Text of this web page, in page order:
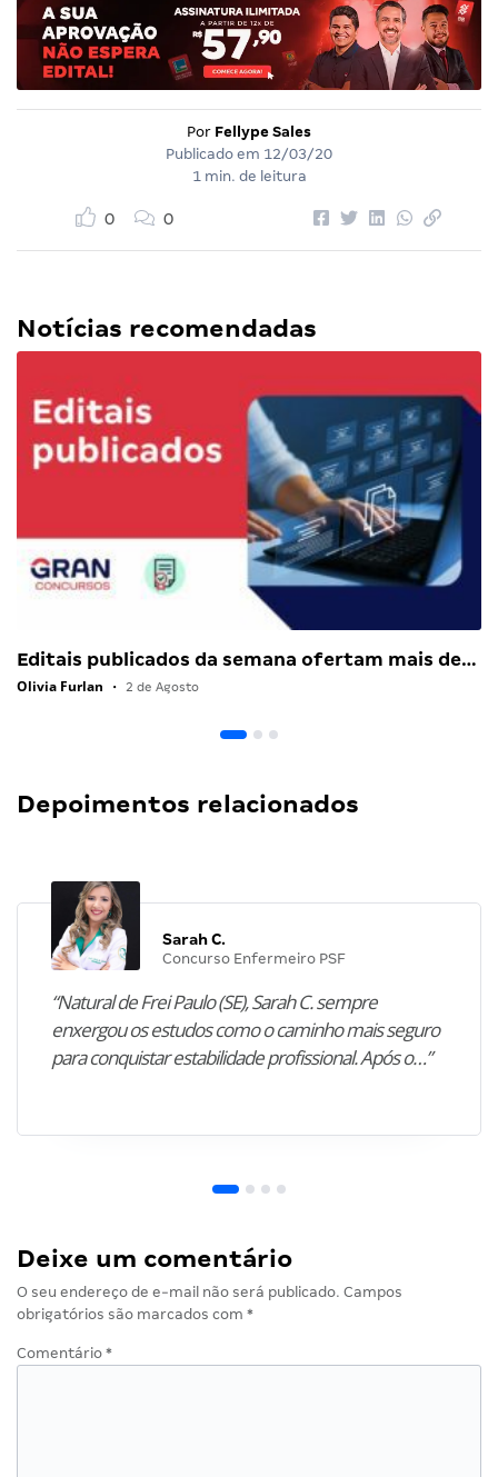
Por Fellype Sales
Publicado em 12/03/20
1 min. de leitura
0 0
Notícias recomendadas
Editais publicados da semana ofertam mais de…
Olivia Furlan • 2 de Agosto
Depoimentos relacionados
Sarah C.
Concurso Enfermeiro PSF
“Natural de Frei Paulo (SE), Sarah C. sempre
enxergou os estudos como o caminho mais seguro
para conquistar estabilidade profissional. Após o…”
Deixe um comentário
O seu endereço de e-mail não será publicado. Campos
obrigatórios são marcados com *
Comentário *